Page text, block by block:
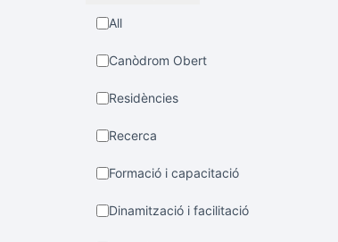
All
Canòdrom Obert
Residències
Recerca
Formació i capacitació
Dinamització i facilitació